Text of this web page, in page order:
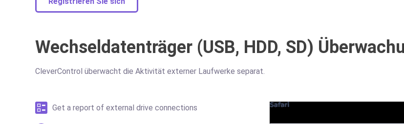
Wechseldatenträger (USB, HDD, SD)
CleverControl überwacht die Aktivität externer Laufwerke separat.
Get a report of external drive connections